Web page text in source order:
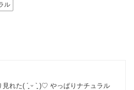
ル
見れた( ´͈ ᵕ `͈ )♡ やっぱりナチュラル